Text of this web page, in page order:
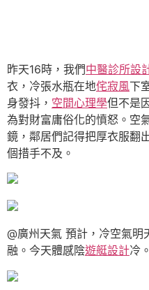
昨天16時，我們中醫診所設
衣，冷張水瓶在地侘寂風下
身發抖， 空間心理學但不是
為對財富庸俗化的憤怒。空
鏡，鄰居們記得把厚衣服翻
個措手不及。
@廣州天氣 預計，冷空氣明
融。今天體感陰遊艇設計冷。